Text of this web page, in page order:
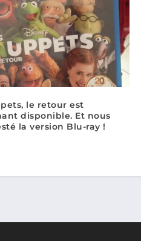
le retour est
disponible. Et nous
la version Blu-ray !